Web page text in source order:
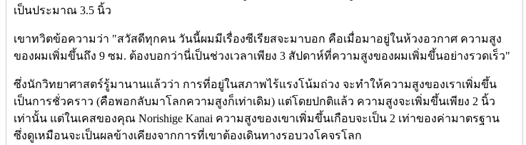
เป็นประมาณ 3.5 นิ้ว
เขาทวิตข้อความว่า "สวัสดีทุกคน วันนี้ผมมีเรื่องซีเรียสจะมาบอก คือเมื่อมาอยู่ในห้วงอวกาศ ความสูง
ของผมเพิ่มขึ้นถึง 9 ซม. ต้องบอกว่านี่เป็นช่วงเวลาเพียง 3 สัปดาห์ที่ความสูงของผมเพิ่มขึ้นอย่างรวดเร็ว"
ซึ่งนักวิทยาศาสตร์รู้มานานแล้วว่า การที่อยู่ในสภาพไร้แรงโน้มถ่วง จะทำให้ความสูงของเราเพิ่มขึ้น
เป็นการชั่วคราว (คือพอกลับมาโลกความสูงก็เท่าเดิม) แต่โดยปกติแล้ว ความสูงจะเพิ่มขึ้นเพียง 2 นิ้ว
เท่านั้น แต่ในเคสของคุณ Norishige Kanai ความสูงของเขาเพิ่มขึ้นเกือบจะเป็น 2 เท่าของค่ามาตรฐาน
ซึ่งดูเหมือนจะเป็นผลข้างเคียงจากการที่เขาต้องเดินทางรอบวงโคจรโลก